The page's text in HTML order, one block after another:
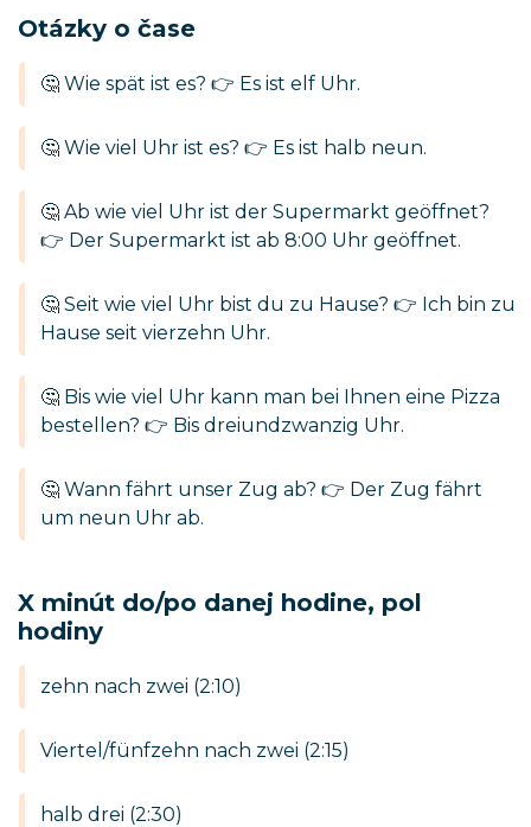
Otázky o čase
🤔 Wie spät ist es? 👉 Es ist elf Uhr.
🤔 Wie viel Uhr ist es? 👉 Es ist halb neun.
🤔 Ab wie viel Uhr ist der Supermarkt geöffnet?
👉 Der Supermarkt ist ab 8:00 Uhr geöffnet.
🤔 Seit wie viel Uhr bist du zu Hause? 👉 Ich bin zu
Hause seit vierzehn Uhr.
🤔 Bis wie viel Uhr kann man bei Ihnen eine Pizza
bestellen? 👉 Bis dreiundzwanzig Uhr.
🤔 Wann fährt unser Zug ab? 👉 Der Zug fährt
um neun Uhr ab.
X minút do/po danej hodine, pol
hodiny
zehn nach zwei (2:10)
Viertel/fünfzehn nach zwei (2:15)
halb drei (2:30)